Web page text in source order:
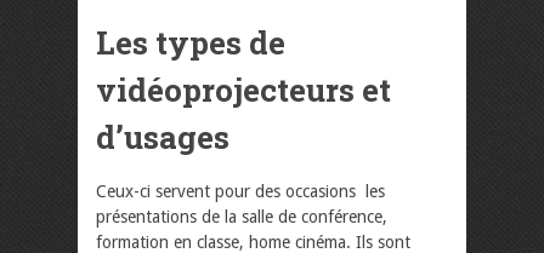
Les types de
vidéoprojecteurs et
d’usages
Ceux-ci servent pour des occasions les
présentations de la salle de conférence,
formation en classe, home cinéma. Ils sont